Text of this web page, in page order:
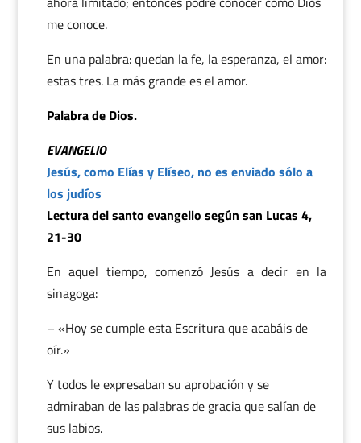
me conoce.
En una palabra: quedan la fe, la esperanza, el amor:
estas tres. La más grande es el amor.
Palabra de Dios.
EVANGELIO
Jesús, como Elías y Elíseo, no es enviado sólo a
los judíos
Lectura del santo evangelio según san Lucas 4,
21-30
En aquel tiempo, comenzó Jesús a decir en la
sinagoga:
– «Hoy se cumple esta Escritura que acabáis de
oír.»
Y todos le expresaban su aprobación y se
admiraban de las palabras de gracia que salían de
sus labios.